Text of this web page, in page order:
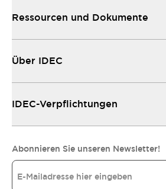
Ressourcen und Dokumente
Über IDEC
IDEC-Verpflichtungen
Abonnieren Sie unseren Newsletter!